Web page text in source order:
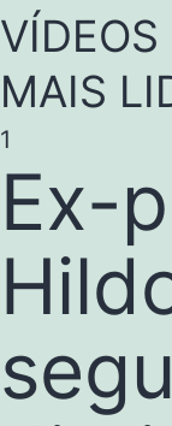
VÍDEOS
MAIS
1
Ex-